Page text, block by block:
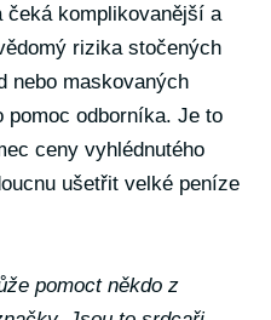
čeká komplikovanější a
rizika stočených
nebo maskovaných
pomoc odborníka. Je to
ceny vyhlédnutého
ušetřit velké peníze
pomoct někdo z